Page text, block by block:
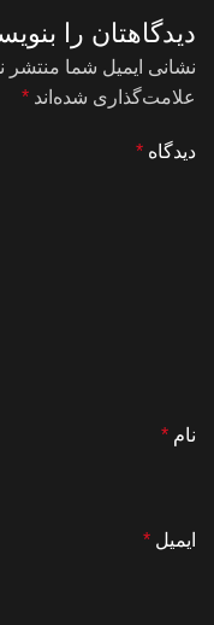
دیدگاهتان را
نشانی ایمیل شما منتشر
علامت‌گذاری شده‌اند *
دیدگاه *
نام *
ایمیل *